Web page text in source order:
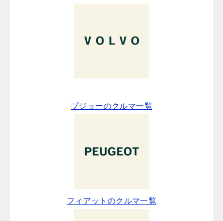
プジョーのクルマ一覧
フィアットのクルマ一覧